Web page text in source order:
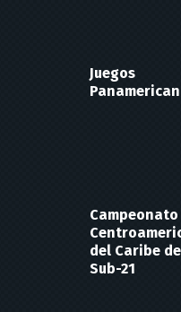
Juegos
Campeonato
del Caribe
Sub-21